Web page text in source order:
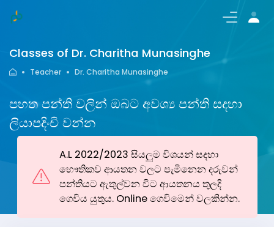
Login/Register
Classes of Dr. Charitha Munasinghe
Teacher Dr. Charitha Munasinghe
පහත පන්ති වලින් ඔබට අවශ්‍ය පන්ති සදහා
ලියාපදිංචි වන්න
A.L 2022/2023 සියලුම විශයන් සදහා
භෞතිකව ආයතන වලට පැමිනෙන දරුවන්
පන්තියට ඇතුල්වන විට ආයතනය තුලදි
ගෙවිය යුතුය. Online ගෙවිමෙන් වලකින්න.